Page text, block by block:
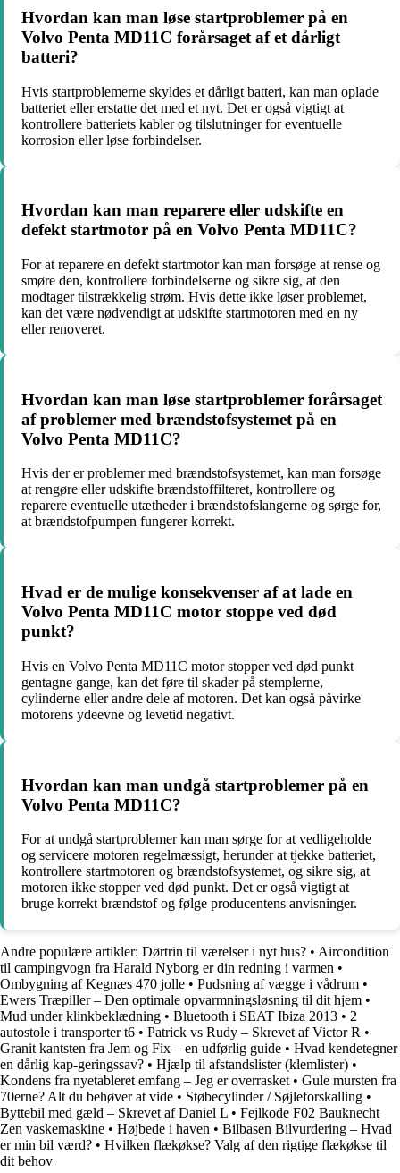
Hvordan kan man løse startproblemer på en
Volvo Penta MD11C forårsaget af et dårligt
batteri?
Hvis startproblemerne skyldes et dårligt batteri, kan man oplade
batteriet eller erstatte det med et nyt. Det er også vigtigt at
kontrollere batteriets kabler og tilslutninger for eventuelle
korrosion eller løse forbindelser.
Hvordan kan man reparere eller udskifte en
defekt startmotor på en Volvo Penta MD11C?
For at reparere en defekt startmotor kan man forsøge at rense og
smøre den, kontrollere forbindelserne og sikre sig, at den
modtager tilstrækkelig strøm. Hvis dette ikke løser problemet,
kan det være nødvendigt at udskifte startmotoren med en ny
eller renoveret.
Hvordan kan man løse startproblemer forårsaget
af problemer med brændstofsystemet på en
Volvo Penta MD11C?
Hvis der er problemer med brændstofsystemet, kan man forsøge
at rengøre eller udskifte brændstoffilteret, kontrollere og
reparere eventuelle utætheder i brændstofslangerne og sørge for,
at brændstofpumpen fungerer korrekt.
Hvad er de mulige konsekvenser af at lade en
Volvo Penta MD11C motor stoppe ved død
punkt?
Hvis en Volvo Penta MD11C motor stopper ved død punkt
gentagne gange, kan det føre til skader på stemplerne,
cylinderne eller andre dele af motoren. Det kan også påvirke
motorens ydeevne og levetid negativt.
Hvordan kan man undgå startproblemer på en
Volvo Penta MD11C?
For at undgå startproblemer kan man sørge for at vedligeholde
og servicere motoren regelmæssigt, herunder at tjekke batteriet,
kontrollere startmotoren og brændstofsystemet, og sikre sig, at
motoren ikke stopper ved død punkt. Det er også vigtigt at
bruge korrekt brændstof og følge producentens anvisninger.
Andre populære artikler: Dørtrin til værelser i nyt hus? • Aircondition
til campingvogn fra Harald Nyborg er din redning i varmen •
Ombygning af Kegnæs 470 jolle • Pudsning af vægge i vådrum •
Ewers Træpiller – Den optimale opvarmningsløsning til dit hjem •
Mud under klinkbeklædning • Bluetooth i SEAT Ibiza 2013 • 2
autostole i transporter t6 • Patrick vs Rudy – Skrevet af Victor R •
Granit kantsten fra Jem og Fix – en udførlig guide • Hvad kendetegner
en dårlig kap-geringssav? • Hjælp til afstandslister (klemlister) •
Kondens fra nyetableret emfang – Jeg er overrasket • Gule mursten fra
70erne? Alt du behøver at vide • Støbecylinder / Søjleforskalling •
Byttebil med gæld – Skrevet af Daniel L • Fejlkode F02 Bauknecht
Zen vaskemaskine • Højbede i haven • Bilbasen Bilvurdering – Hvad
er min bil værd? • Hvilken flækøkse? Valg af den rigtige flækøkse til
dit behov